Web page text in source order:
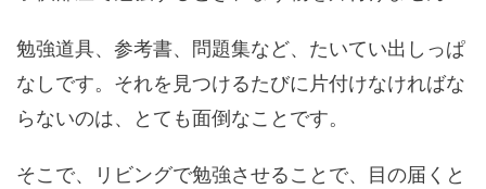
勉強道具、参考書、問題集など、たいてい出しっぱ
なしです。それを見つけるたびに片付けなければな
らないのは、とても面倒なことです。
そこで、リビングで勉強させることで、目の届くと